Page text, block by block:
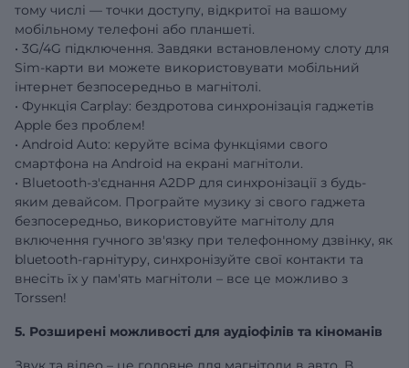
тому числі — точки доступу, відкритої на вашому
мобільному телефоні або планшеті.
• 3G/4G підключення. Завдяки встановленому слоту для
Sim-карти ви можете використовувати мобільний
інтернет безпосередньо в магнітолі.
• Функція Carplay: бездротова синхронізація гаджетів
Apple без проблем!
• Android Auto: керуйте всіма функціями свого
смартфона на Android на екрані магнітоли.
• Bluetooth-з'єднання A2DP для синхронізації з будь-
яким девайсом. Програйте музику зі свого гаджета
безпосередньо, використовуйте магнітолу для
включення гучного зв'язку при телефонному дзвінку, як
bluetooth-гарнітуру, синхронізуйте свої контакти та
внесіть їх у пам'ять магнітоли – все це можливо з
Torssen!
5. Розширені можливості для аудіофілів та кіноманів